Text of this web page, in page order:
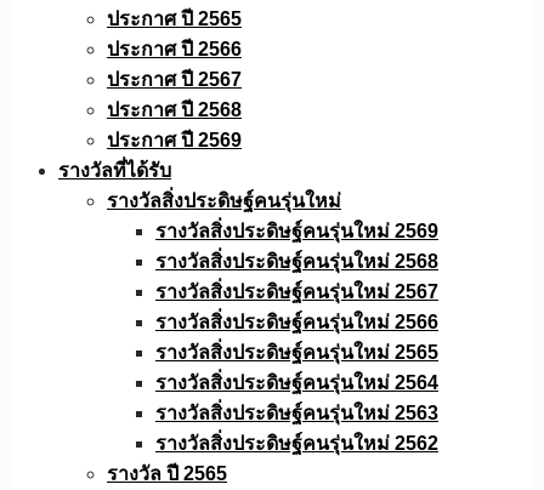
ประกาศ ปี 2565
ประกาศ ปี 2566
ประกาศ ปี 2567
ประกาศ ปี 2568
ประกาศ ปี 2569
รางวัลที่ได้รับ
รางวัลสิ่งประดิษฐ์คนรุ่นใหม่
รางวัลสิ่งประดิษฐ์คนรุ่นใหม่ 2569
รางวัลสิ่งประดิษฐ์คนรุ่นใหม่ 2568
รางวัลสิ่งประดิษฐ์คนรุ่นใหม่ 2567
รางวัลสิ่งประดิษฐ์คนรุ่นใหม่ 2566
รางวัลสิ่งประดิษฐ์คนรุ่นใหม่ 2565
รางวัลสิ่งประดิษฐ์คนรุ่นใหม่ 2564
รางวัลสิ่งประดิษฐ์คนรุ่นใหม่ 2563
รางวัลสิ่งประดิษฐ์คนรุ่นใหม่ 2562
รางวัล ปี 2565